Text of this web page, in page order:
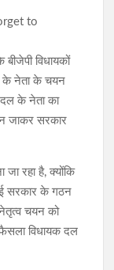
to
बीजेपी विधायकों
के नेता के चयन
के नेता का
जाकर सरकार
जा रहा है, क्योंकि
सरकार के गठन
नेतृत्व चयन को
फैसला विधायक दल